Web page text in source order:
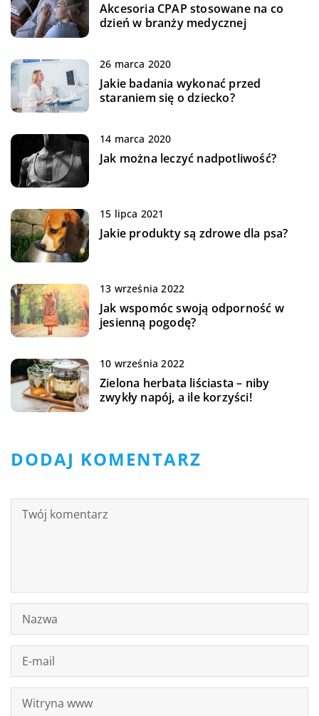
Akcesoria CPAP stosowane na co
dzień w branży medycznej
26 marca 2020
Jakie badania wykonać przed
staraniem się o dziecko?
14 marca 2020
Jak można leczyć nadpotliwość?
15 lipca 2021
Jakie produkty są zdrowe dla psa?
13 września 2022
Jak wspomóc swoją odporność w
jesienną pogodę?
10 września 2022
Zielona herbata liściasta – niby
zwykły napój, a ile korzyści!
DODAJ KOMENTARZ